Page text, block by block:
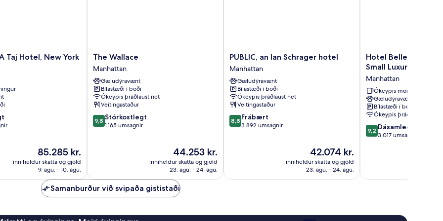
Taj Hotel, New York
Verðið
er
85.285 kr.
85.285 kr.
inniheldur skatta og gjöld
9. ágú. - 10. ágú.
The
Wallace
Manhattan
The Wallace
Manhattan
Gæludýravænt
Bílastæði í boði
Ókeypis þráðlaust net
Veitingastaður
9.8
af
9,8 Stórkostlegt
1.165 umsagnir
Verðið
er
44.253 kr.
44.253 kr.
inniheldur skatta og gjöld
23. ágú. - 24. ágú.
PUBLIC,
an
Ian
Schrager
hotel
Manhattan
PUBLIC, an Ian Schrager hotel
Manhattan
Gæludýravænt
Bílastæði í boði
Ókeypis þráðlaust net
Veitingastaður
8.8
af
8,8 Frábært
3.892 umsagnir
Verðið
er
42.074 kr.
42.074 kr.
inniheldur skatta og gjöld
23. ágú. - 24. ágú.
Hotel
Belleclaire
Park,
a
Small
Luxury
Hotel
Manhattan
Hotel Belleclaire
Small Luxury Hotel
Manhattan
Ókeypis morgunverður
Gæludýravænt
Bílastæði í boði
Ókeypis þráðlaust net
9.2
af
9,2 Dásamlegt
3.017 umsagnir
Samanburður við svipaða gististaði